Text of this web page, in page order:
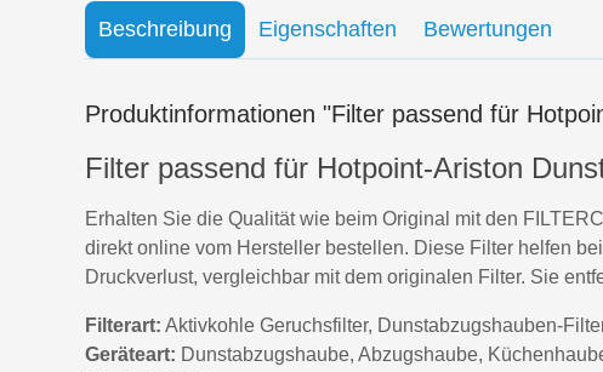
Beschreibung Eigenschaften Bewertungen
Produktinformationen "Filter passend für
Filter passend für Hotpoint-Ariston
Erhalten Sie die Qualität wie beim Original mit den
direkt online vom Hersteller bestellen. Diese Filter helfen
Druckverlust, vergleichbar mit dem originalen Filter. Sie
Filterart: Aktivkohle Geruchsfilter, Dunstabzugshauben-
Geräteart: Dunstabzugshaube, Abzugshaube,